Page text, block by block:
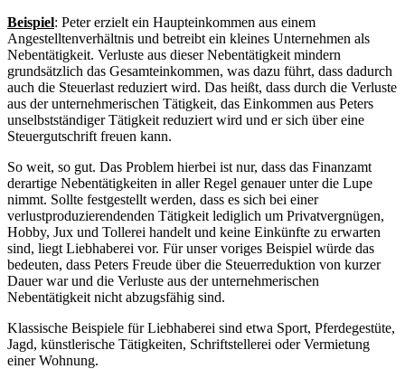
Beispiel: Peter erzielt ein Haupteinkommen aus einem
Angestelltenverhältnis und betreibt ein kleines Unternehmen als
Nebentätigkeit. Verluste aus dieser Nebentätigkeit mindern
grundsätzlich das Gesamteinkommen, was dazu führt, dass dadurch
auch die Steuerlast reduziert wird. Das heißt, dass durch die Verluste
aus der unternehmerischen Tätigkeit, das Einkommen aus Peters
unselbstständiger Tätigkeit reduziert wird und er sich über eine
Steuergutschrift freuen kann.
So weit, so gut. Das Problem hierbei ist nur, dass das Finanzamt
derartige Nebentätigkeiten in aller Regel genauer unter die Lupe
nimmt. Sollte festgestellt werden, dass es sich bei einer
verlustproduzierendenden Tätigkeit lediglich um Privatvergnügen,
Hobby, Jux und Tollerei handelt und keine Einkünfte zu erwarten
sind, liegt Liebhaberei vor. Für unser voriges Beispiel würde das
bedeuten, dass Peters Freude über die Steuerreduktion von kurzer
Dauer war und die Verluste aus der unternehmerischen
Nebentätigkeit nicht abzugsfähig sind.
Klassische Beispiele für Liebhaberei sind etwa Sport, Pferdegestüte,
Jagd, künstlerische Tätigkeiten, Schriftstellerei oder Vermietung
einer Wohnung.